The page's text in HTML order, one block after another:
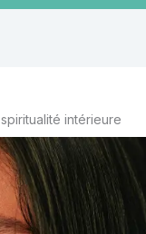
intérieure